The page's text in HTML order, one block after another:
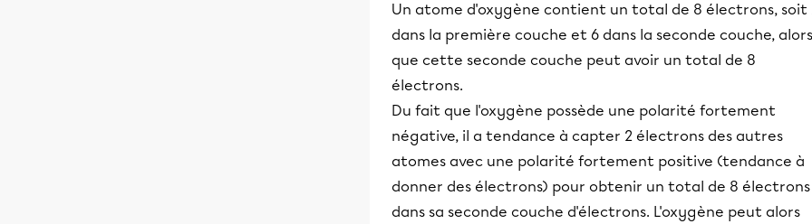
Un atome d'oxygène contient un total de 8 électrons, soit
dans la première couche et 6 dans la seconde couche, alors
que cette seconde couche peut avoir un total de 8
électrons.
Du fait que l'oxygène possède une polarité fortement
négative, il a tendance à capter 2 électrons des autres
atomes avec une polarité fortement positive (tendance à
donner des électrons) pour obtenir un total de 8 électrons
dans sa seconde couche d'électrons. L'oxygène peut alors